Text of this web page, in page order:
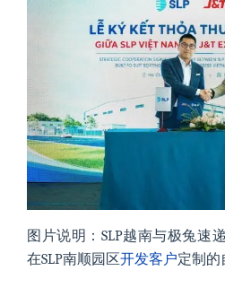
图片说明：SLP越南与极兔速
在SLP南顺园区开发客户定制的